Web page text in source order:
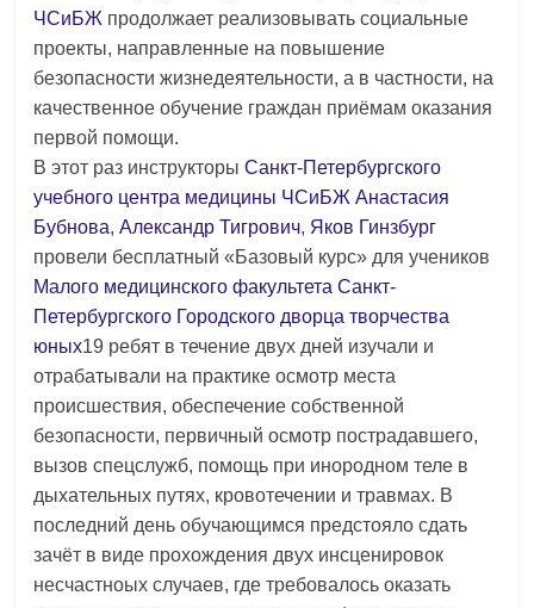
ЧСиБЖ продолжает реализовывать социальные
проекты, направленные на повышение
безопасности жизнедеятельности, а в частности, на
качественное обучение граждан приёмам оказания
первой помощи.
В этот раз инструкторыСанкт-Петербургского
учебного центра медицины ЧСиБЖ Анастасия
Бубнова,Александр Тигрович, Яков Гинзбург
провели бесплатный «Базовый курс» для учеников
Малого медицинского факультета Санкт-
Петербургского Городского дворца творчества
юных19 ребят в течение двух дней изучали и
отрабатывали на практике осмотр места
происшествия, обеспечение собственной
безопасности, первичный осмотр пострадавшего,
вызов спецслужб, помощь при инородном теле в
дыхательных путях, кровотечении и травмах. В
последний день обучающимся предстояло сдать
зачёт в виде прохождения двух инсценировок
несчастноых случаев, где требовалось оказать